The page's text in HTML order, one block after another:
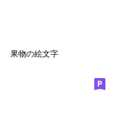
果物の絵文字